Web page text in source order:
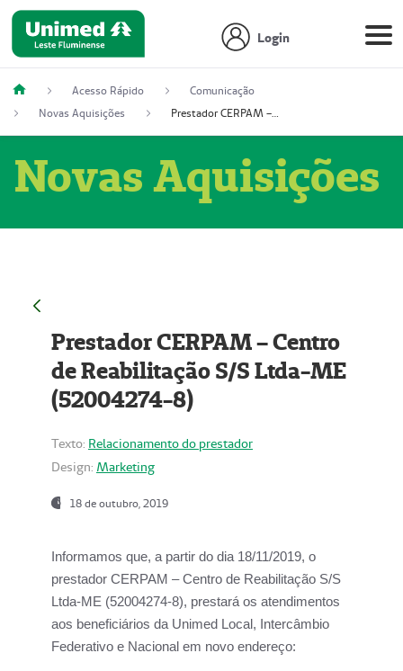
Login
Acesso Rápido
Comunicação
Novas Aquisições
Prestador CERPAM – Centro de Reabilitação S/S Ltda-ME (52004274-8)
Novas Aquisições
Prestador CERPAM – Centro
de Reabilitação S/S Ltda-ME
(52004274-8)
Texto: Relacionamento do prestador
Design: Marketing
18 de outubro, 2019
Informamos que, a partir do dia 18/11/2019, o
prestador CERPAM – Centro de Reabilitação S/S
Ltda-ME (52004274-8), prestará os atendimentos
aos beneficiários da Unimed Local, Intercâmbio
Federativo e Nacional em novo endereço: